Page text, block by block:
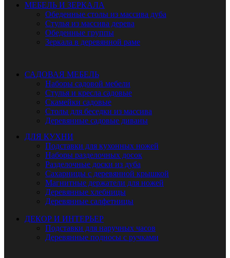
МЕБЕЛЬ И ЗЕРКАЛА
Обеденные столы из массива дуба
Стулья из массива дерева
Обеденные группы
Зеркала в деревянной раме
САДОВАЯ МЕБЕЛЬ
Наборы садовой мебели
Стулья и кресла садовые
Скамейки садовые
Столы для беседки из массива
Деревянные садовые диваны
ДЛЯ КУХНИ
Подставки для кухонных ножей
Наборы разделочных досок
Разделочные доски из дуба
Сахарницы с деревянной крышкой
Магнитные держатели для ножей
Деревянные хлебницы
Деревянные салфетницы
ДЕКОР И ИНТЕРЬЕР
Подставки для наручных часов
Деревянные подносы с ручками